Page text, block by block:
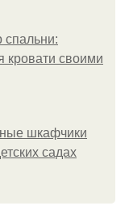
спальни:
кровати своими
шкафчики
садах